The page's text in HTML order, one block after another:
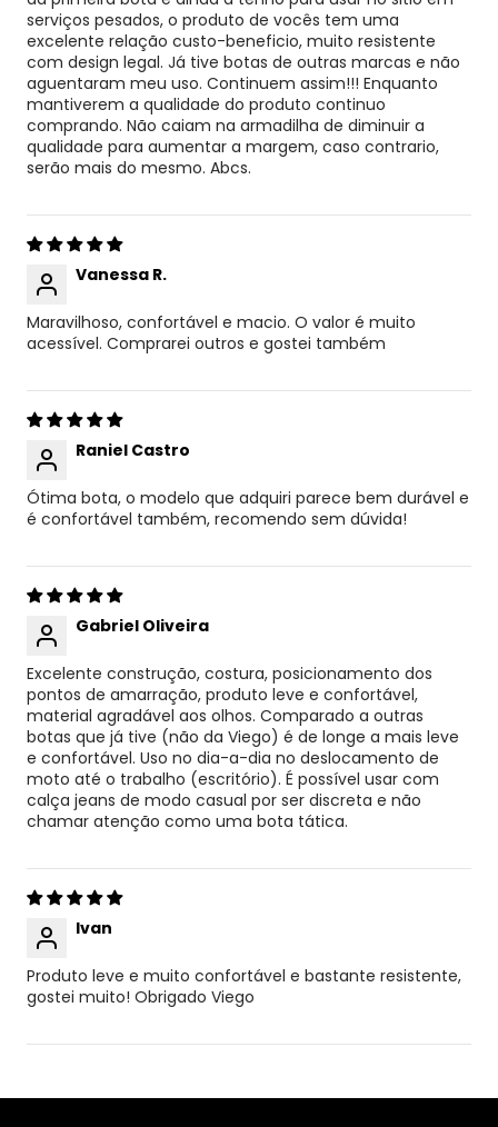
serviços pesados, o produto de vocês tem uma
excelente relação custo-beneficio, muito resistente
com design legal. Já tive botas de outras marcas e não
aguentaram meu uso. Continuem assim!!! Enquanto
mantiverem a qualidade do produto continuo
comprando. Não caiam na armadilha de diminuir a
qualidade para aumentar a margem, caso contrario,
serão mais do mesmo. Abcs.
Vanessa R.
Maravilhoso, confortável e macio. O valor é muito
acessível. Comprarei outros e gostei também
Raniel Castro
Ótima bota, o modelo que adquiri parece bem durável e
é confortável também, recomendo sem dúvida!
Gabriel Oliveira
Excelente construção, costura, posicionamento dos
pontos de amarração, produto leve e confortável,
material agradável aos olhos. Comparado a outras
botas que já tive (não da Viego) é de longe a mais leve
e confortável. Uso no dia-a-dia no deslocamento de
moto até o trabalho (escritório). É possível usar com
calça jeans de modo casual por ser discreta e não
chamar atenção como uma bota tática.
Ivan
Produto leve e muito confortável e bastante resistente,
gostei muito! Obrigado Viego